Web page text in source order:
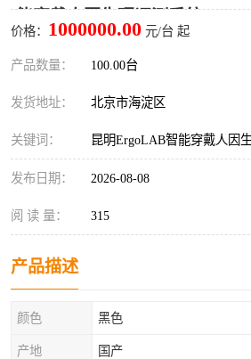
价格： 1000000.00 元/台 起
产品数量： 100.00台
发货地址： 北京市海淀区
关键词： 昆明ErgoLAB智能穿戴人因
发布日期： 2026-08-08
阅 读 量： 315
产品描述
颜色 黑色
产地 国产